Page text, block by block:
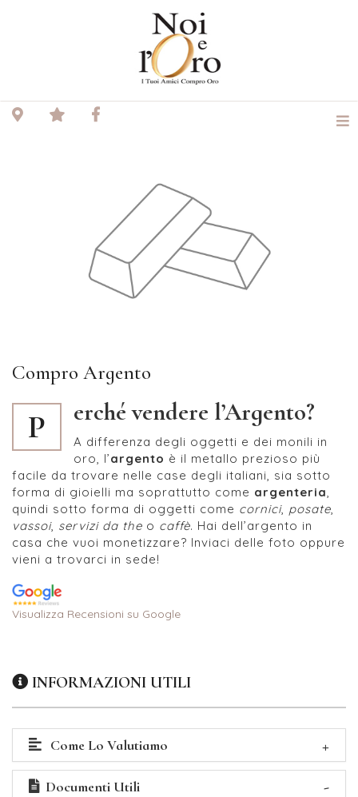
Compro Argento
P erché vendere l’Argento?
A differenza degli oggetti e dei monili in
oro, l’argento è il metallo prezioso più
facile da trovare nelle case degli italiani, sia sotto
forma di gioielli ma soprattutto come argenteria,
quindi sotto forma di oggetti come cornici, posate,
vassoi, servizi da the o caffè. Hai dell’argento in
casa che vuoi monetizzare? Inviaci delle foto oppure
vieni a trovarci in sede!
Visualizza Recensioni su Google
INFORMAZIONI UTILI
Come Lo Valutiamo
Documenti Utili